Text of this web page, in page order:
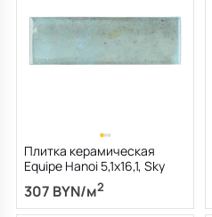
Плитка керамическая
Equipe Hanoi 5,1х16,1, Sky
307 BYN/м2